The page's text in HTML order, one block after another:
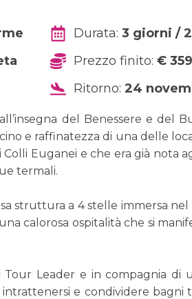
Durata: 3 giorni /
Prezzo finito: € 359
Ritorno: 24
del Benessere e del
e raffinatezza di una delle
Colli Euganei e che era già nota
termali.
struttura a 4 stelle immersa
calorosa ospitalità che si
Tour Leader e in compagnia di
intrattenersi e condividere bagni